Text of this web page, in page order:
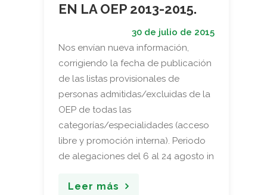
EN LA OEP 2013-2015.
30 de julio de 2015
Nos envían nueva información,
corrigiendo la fecha de publicación
de las listas provisionales de
personas admitidas/excluidas de la
OEP de todas las
categorías/especialidades (acceso
libre y promoción interna). Periodo
de alegaciones del 6 al 24 agosto in
Leer más